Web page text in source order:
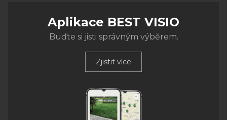
Aplikace BEST VISIO
Buďte si jisti správným výběrem.
Zjistit více